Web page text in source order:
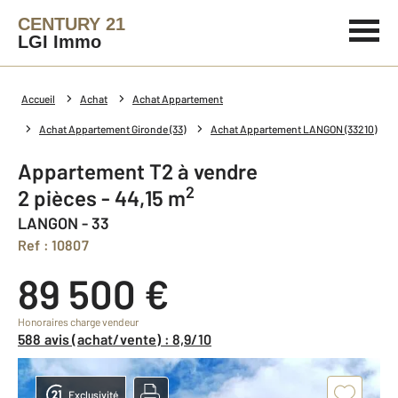
CENTURY 21
LGI Immo
Accueil Achat Achat Appartement
Achat Appartement Gironde (33) Achat Appartement LANGON (33210)
Appartement T2 à vendre
2 pièces - 44,15 m2
LANGON - 33
Ref : 10807
89 500 €
Honoraires charge vendeur
588 avis (achat/vente) : 8,9/10
Exclusivité